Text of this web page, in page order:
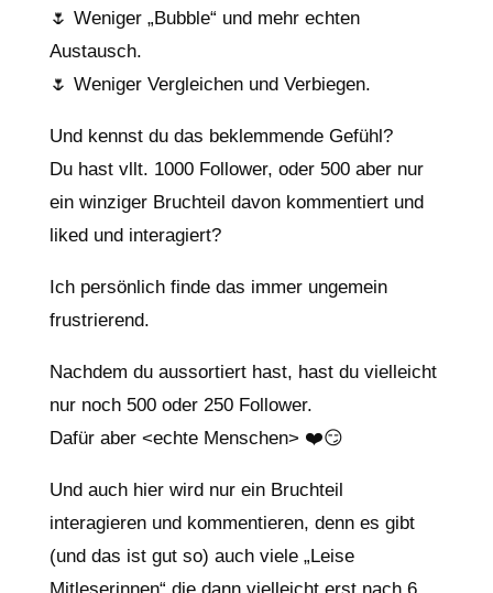
🌷 Weniger „Bubble“ und mehr echten
Austausch.
🌷 Weniger Vergleichen und Verbiegen.
Und kennst du das beklemmende Gefühl?
Du hast vllt. 1000 Follower, oder 500 aber nur
ein winziger Bruchteil davon kommentiert und
liked und interagiert?
Ich persönlich finde das immer ungemein
frustrierend.
Nachdem du aussortiert hast, hast du vielleicht
nur noch 500 oder 250 Follower.
Dafür aber <echte Menschen> ❤️😏
Und auch hier wird nur ein Bruchteil
interagieren und kommentieren, denn es gibt
(und das ist gut so) auch viele „Leise
Mitleserinnen“ die dann vielleicht erst nach 6